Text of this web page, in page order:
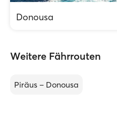
Donousa
Weitere Fährrouten
Piräus – Donousa